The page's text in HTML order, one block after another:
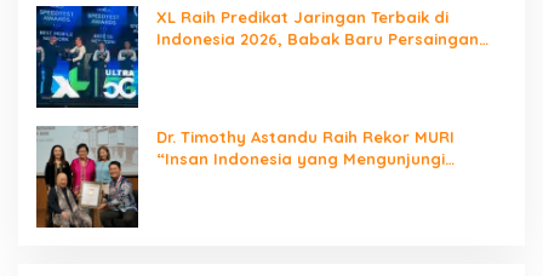
XL Raih Predikat Jaringan Terbaik di
Indonesia 2026, Babak Baru Persaingan
Dr. Timothy Astandu Raih Rekor MURI
“Insan Indonesia yang Mengunjungi